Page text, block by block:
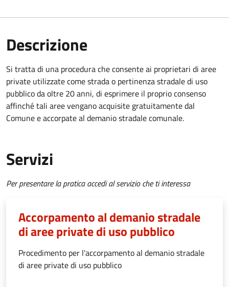
Descrizione
Si tratta di una procedura che consente ai proprietari di aree
private utilizzate come strada o pertinenza stradale di uso
pubblico da oltre 20 anni, di esprimere il proprio consenso
affinché tali aree vengano acquisite gratuitamente dal
Comune e accorpate al demanio stradale comunale.
Servizi
Per presentare la pratica accedi al servizio che ti interessa
Accorpamento al demanio stradale
di aree private di uso pubblico
Procedimento per l'accorpamento al demanio stradale
di aree private di uso pubblico